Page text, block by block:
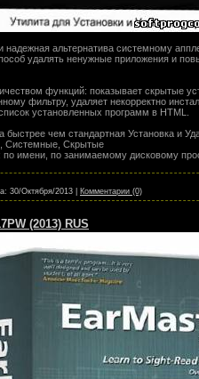
альтернатива системному
удалять ненужные приложения и
функций: показывает скрытые
фильтру, удаляет некорректно
установленных программ в HTML.
быстрее чем стандартная Установка и
Системные, Скрытые
имени, по занимаемому дисковому
30/Октября/2013 Комментарии (0)
(2013) RUS